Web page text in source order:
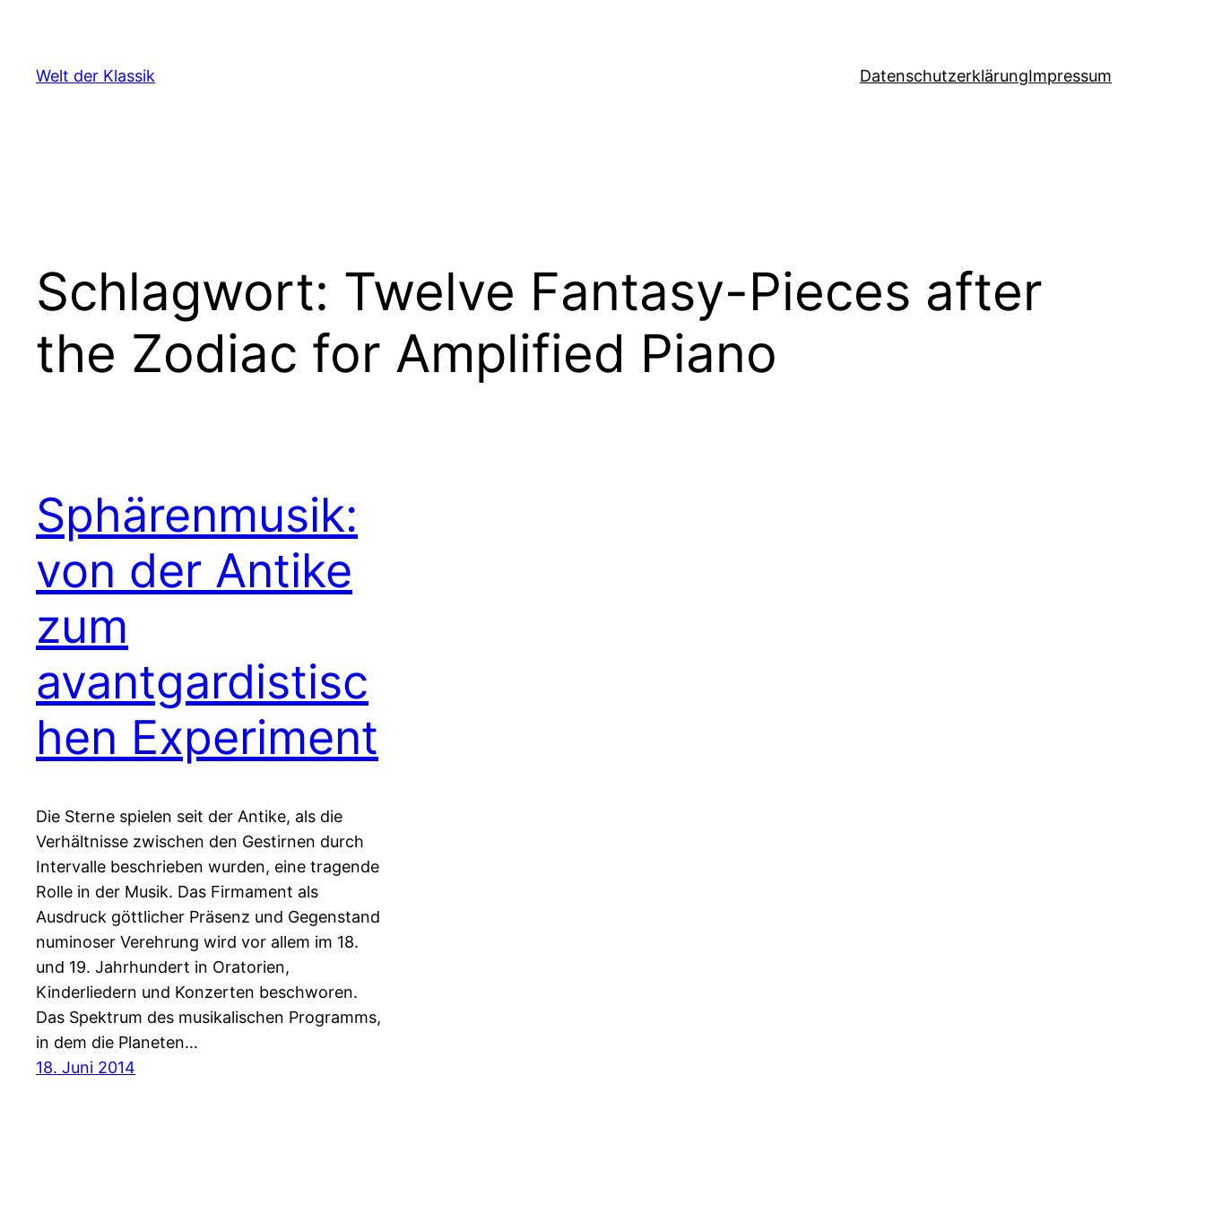
springen
Welt der Klassik DatenschutzerklärungImpressum
Schlagwort: Twelve Fantasy-Pieces after
the Zodiac for Amplified Piano
Sphärenmusik:
von der Antike
zum
avantgardistisc
hen Experiment
Die Sterne spielen seit der Antike, als die
Verhältnisse zwischen den Gestirnen durch
Intervalle beschrieben wurden, eine tragende
Rolle in der Musik. Das Firmament als
Ausdruck göttlicher Präsenz und Gegenstand
numinoser Verehrung wird vor allem im 18.
und 19. Jahrhundert in Oratorien,
Kinderliedern und Konzerten beschworen.
Das Spektrum des musikalischen Programms,
in dem die Planeten…
18. Juni 2014